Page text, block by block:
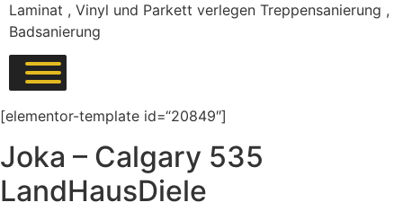
Laminat , Vinyl und Parkett verlegen Treppensanierung ,
Badsanierung
[elementor-template id=“20849″]
Joka – Calgary 535
LandHausDiele